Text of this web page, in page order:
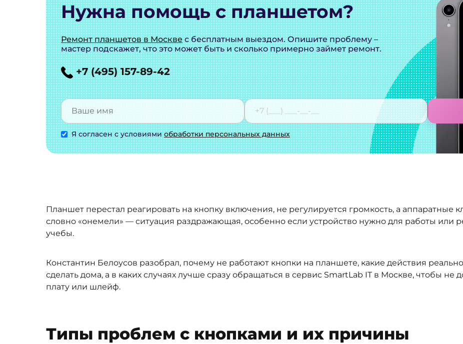
Нужна помощь с планшетом?
Ремонт планшетов в Москвес бесплатным выездом. Опишите проблему –
мастер подскажет, что это может быть и сколько примерно займет ремонт.
+7 (495) 157-89-42
Я согласен с условиямиобработки персональных данных
Планшет перестал реагировать на кнопку включения, не регулируется громкость, а аппаратные
словно «онемели» — ситуация раздражающая, особенно если устройство нужно для работы или
учебы.
Константин Белоусов разобрал, почему не работают кнопки на планшете, какие действия
сделать дома, а в каких случаях лучше сразу обращаться в сервис SmartLab IT в Москве, чтобы не
плату или шлейф.
Типы проблем с кнопками и их причины